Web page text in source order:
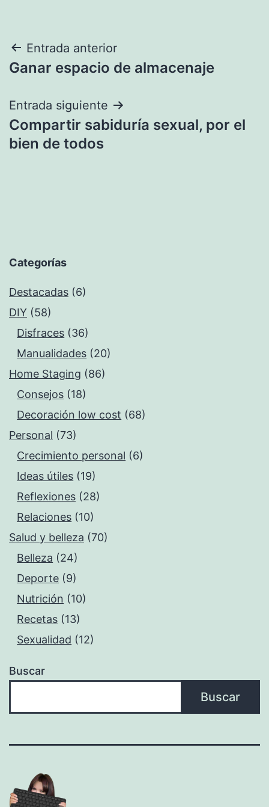
Navegación
de
entradas
Entrada anterior
Ganar espacio de almacenaje
Entrada siguiente
Compartir sabiduría sexual, por el
bien de todos
Categorías
Destacadas (6)
DIY (58)
Disfraces (36)
Manualidades (20)
Home Staging (86)
Consejos (18)
Decoración low cost (68)
Personal (73)
Crecimiento personal (6)
Ideas útiles (19)
Reflexiones (28)
Relaciones (10)
Salud y belleza (70)
Belleza (24)
Deporte (9)
Nutrición (10)
Recetas (13)
Sexualidad (12)
Buscar
Buscar